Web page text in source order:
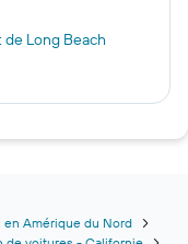
Long Beach
Amérique du Nord